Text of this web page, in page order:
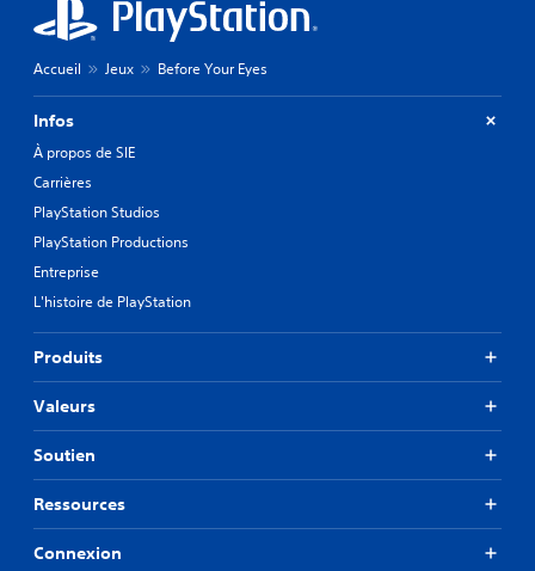
Accueil Jeux Before Your Eyes
Infos
À propos de SIE
Carrières
PlayStation Studios
PlayStation Productions
Entreprise
L'histoire de PlayStation
Produits
Valeurs
Soutien
Ressources
Connexion